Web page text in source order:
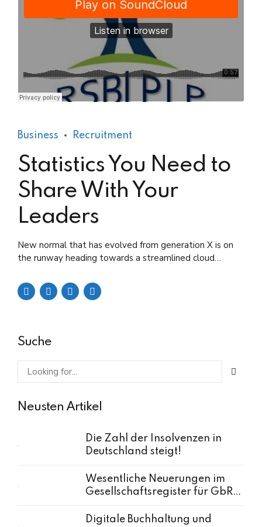
Practical Living Program·Leadership
Business Recruitment
Statistics You Need to
Share With Your
Leaders
New normal that has evolved from generation X is on
the runway heading towards a streamlined cloud
Suche
Neusten Artikel
Die Zahl der Insolvenzen in
Deutschland steigt!
Wesentliche Neuerungen im
Gesellschaftsregister für GbRs
Digitale Buchhaltung und